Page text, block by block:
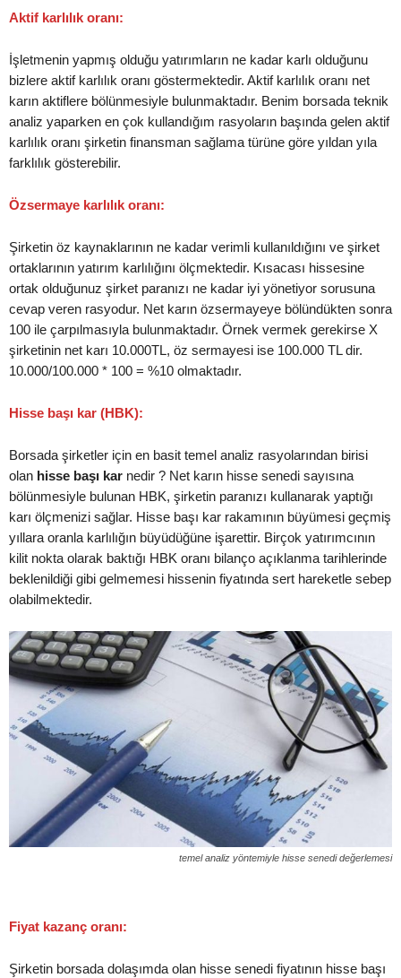
Aktif karlılık oranı:
İşletmenin yapmış olduğu yatırımların ne kadar karlı olduğunu
bizlere aktif karlılık oranı göstermektedir. Aktif karlılık oranı net
karın aktiflere bölünmesiyle bulunmaktadır. Benim borsada teknik
analiz yaparken en çok kullandığım rasyoların başında gelen aktif
karlılık oranı şirketin finansman sağlama türüne göre yıldan yıla
farklılık gösterebilir.
Özsermaye karlılık oranı:
Şirketin öz kaynaklarının ne kadar verimli kullanıldığını ve şirket
ortaklarının yatırım karlılığını ölçmektedir. Kısacası hissesine
ortak olduğunuz şirket paranızı ne kadar iyi yönetiyor sorusuna
cevap veren rasyodur. Net karın özsermayeye bölündükten sonra
100 ile çarpılmasıyla bulunmaktadır. Örnek vermek gerekirse X
şirketinin net karı 10.000TL, öz sermayesi ise 100.000 TL dir.
10.000/100.000 * 100 = %10 olmaktadır.
Hisse başı kar (HBK):
Borsada şirketler için en basit temel analiz rasyolarından birisi
olan hisse başı kar nedir ? Net karın hisse senedi sayısına
bölünmesiyle bulunan HBK, şirketin paranızı kullanarak yaptığı
karı ölçmenizi sağlar. Hisse başı kar rakamının büyümesi geçmiş
yıllara oranla karlılığın büyüdüğüne işarettir. Birçok yatırımcının
kilit nokta olarak baktığı HBK oranı bilanço açıklanma tarihlerinde
beklenildiği gibi gelmemesi hissenin fiyatında sert hareketle sebep
olabilmektedir.
temel analiz yöntemiyle hisse senedi değerlemesi
Fiyat kazanç oranı:
Şirketin borsada dolaşımda olan hisse senedi fiyatının hisse başı